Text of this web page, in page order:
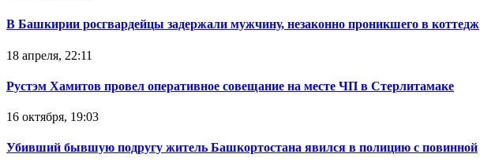
В Башкирии росгвардейцы задержали мужчину, незаконно проникшего в коттедж
18 апреля, 22:11
Рустэм Хамитов провел оперативное совещание на месте ЧП в Стерлитамаке
16 октября, 19:03
Убивший бывшую подругу житель Башкортостана явился в полицию с повинной